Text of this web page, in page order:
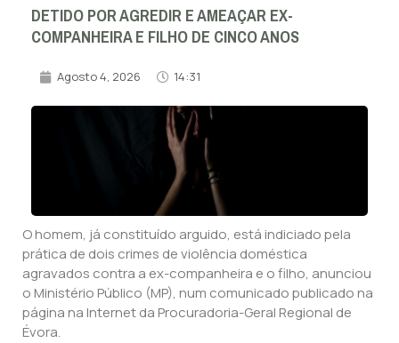
DETIDO POR AGREDIR E AMEAÇAR EX-
COMPANHEIRA E FILHO DE CINCO ANOS
Agosto 4, 2026 14:31
O homem, já constituído arguido, está indiciado pela
prática de dois crimes de violência doméstica
agravados contra a ex-companheira e o filho, anunciou
o Ministério Público (MP), num comunicado publicado na
página na Internet da Procuradoria-Geral Regional de
Évora.